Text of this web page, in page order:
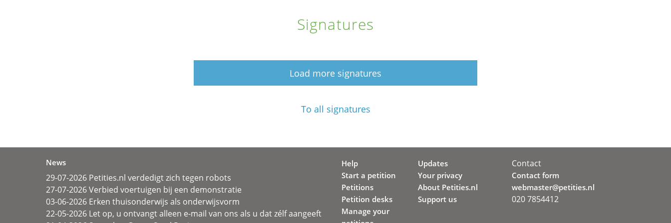
Signatures
Load more signatures
To all signatures
News
29-07-2026 Petities.nl verdedigt zich tegen robots
27-07-2026 Verbied voertuigen bij een demonstratie
03-06-2026 Erken thuisonderwijs als onderwijsvorm
22-05-2026 Let op, u ontvangt alleen e-mail van ons als u dat zélf aangeeft
Help
Start a petition
Petitions
Petition desks
Manage your
Updates
Your privacy
About Petities.nl
Support us
Contact
Contact form
webmaster@petities.nl
020 7854412